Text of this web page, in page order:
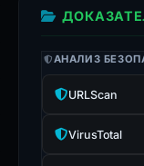
АНАЛИЗ
URLScan
VirusTotal